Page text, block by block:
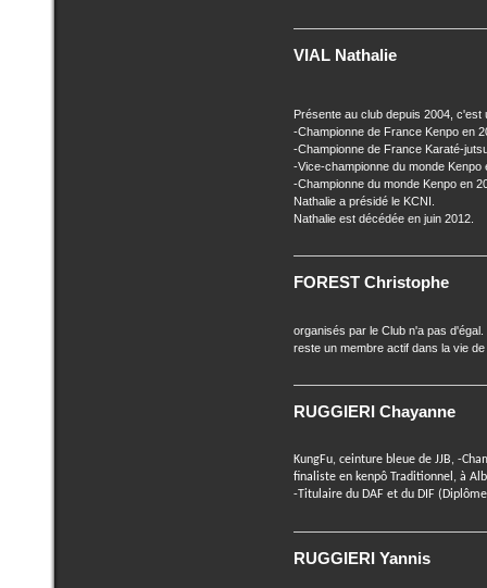
VIAL Nathalie
Présente au club depuis 2004,
-Championne de France Kenpo en
-Championne de France Karaté-
-Vice-championne du monde Kenpo
-Championne du monde Kenpo en
Nathalie a présidé le KCNI.
Nathalie est décédée en juin 2012.
FOREST Christophe
organisés par le Club n'a pas
reste un membre actif dans la vie
RUGGIERI Chayanne
KungFu, ceinture bleue de JJB, -
finaliste en kenpô Traditionnel, à
-Titulaire du DAF et du DIF
RUGGIERI Yannis